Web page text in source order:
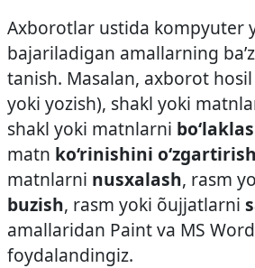
Axborotlar ustida kompyuter
bajariladigan amallarning
tanish. Masalan, axborot
yoki yozish), shakl yoki
shakl yoki matnlarni
matn ko‘rinishini o‘zgartirish
matnlarni nusxalash, rasm
buzish, rasm yoki õujjatlarni
amallaridan Paint va MS
foydalandingiz.